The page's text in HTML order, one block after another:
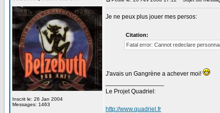
Inscrit le: 26 Jan 2004
Messages: 1463
Je ne peux plus jouer mes persos:
Citation:
Fatal error: Cannot redeclare
J'avais un Gangrène a achever moi!
Le Projet Quadriel:
http://www.quadriel.fr